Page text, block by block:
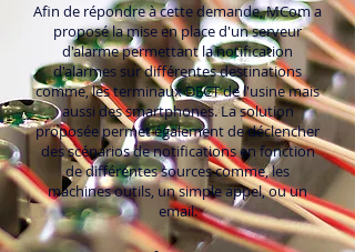
Afin de répondre à cette demande, MCom a
proposé la mise en place d'un serveur
d'alarme permettant la notification
d'alarmes sur différentes destinations
comme, les terminaux DECT de l'usine mais
aussi des smartphones. La solution
proposée permet également de déclencher
des scénarios de notifications en fonction
de différentes sources comme, les
machines outils, un simple appel, ou un
email.